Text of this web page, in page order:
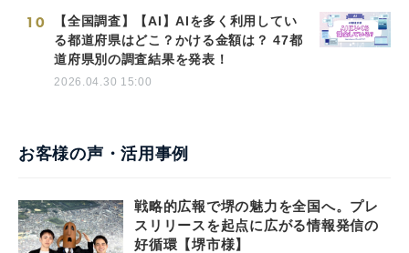
10
【全国調査】【AI】AIを多く利用してい
る都道府県はどこ？かける金額は？ 47都
道府県別の調査結果を発表！
2026.04.30 15:00
お客様の声・活用事例
戦略的広報で堺の魅力を全国へ。プレ
スリリースを起点に広がる情報発信の
好循環【堺市様】